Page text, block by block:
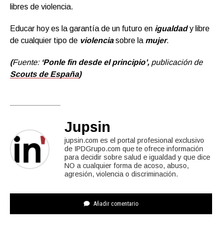
libres de violencia.
Educar hoy es la garantía de un futuro en igualdady libre
de cualquier tipo de violenciasobre la mujer.
(Fuente:‘Ponle fin desde el principio’, publicación de
Scouts de España)
Jupsin
jupsin.com es el portal profesional exclusivo
de IPDGrupo.com que te ofrece información
para decidir sobre salud e igualdad y que dice
NO a cualquier forma de acoso, abuso,
agresión, violencia o discriminación.
Añadir comentario